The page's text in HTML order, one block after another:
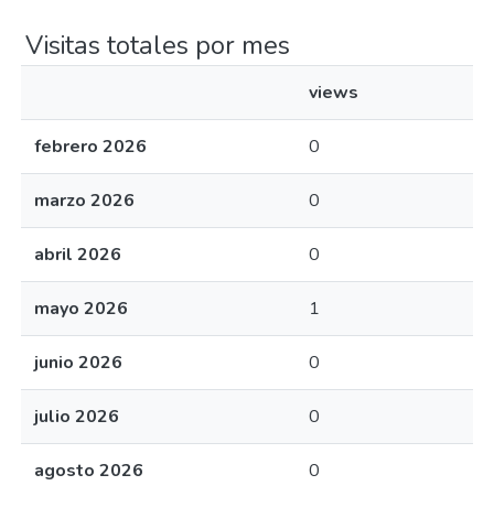
Visitas totales por mes
views
febrero 2026 0
marzo 2026 0
abril 2026 0
mayo 2026 1
junio 2026 0
julio 2026 0
agosto 2026 0